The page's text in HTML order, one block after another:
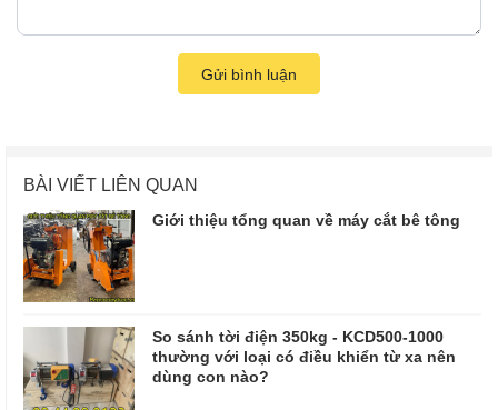
Gửi bình luận
BÀI VIẾT LIÊN QUAN
Giới thiệu tổng quan về máy cắt bê tông
So sánh tời điện 350kg - KCD500-1000
thường với loại có điều khiển từ xa nên
dùng con nào?